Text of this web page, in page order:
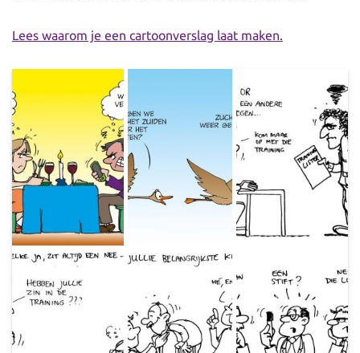
Lees waarom je een cartoonverslag laat maken.